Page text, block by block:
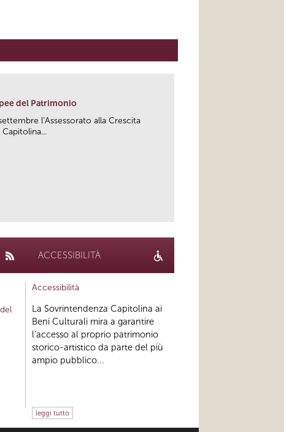
del Patrimonio
l’Assessorato alla Crescita
ACCESSIBILITÀ
Accessibilità
La Sovrintendenza Capitolina ai
Beni Culturali mira a garantire
l’accesso al proprio patrimonio
storico-artistico da parte del più
ampio pubblico...
leggi tutto